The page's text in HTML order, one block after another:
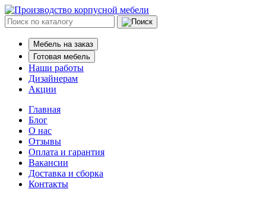
Мебель на заказ
Готовая мебель
Наши работы
Дизайнерам
Акции
Главная
Блог
О нас
Отзывы
Оплата и гарантия
Вакансии
Доставка и сборка
Контакты